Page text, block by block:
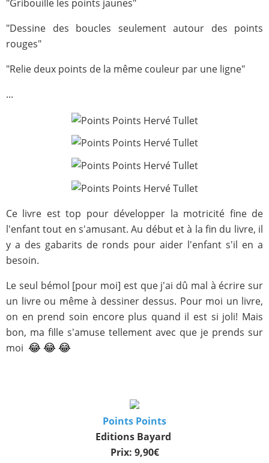
"Gribouille les points jaunes"
"Dessine des boucles seulement autour des points
rouges"
"Relie deux points de la même couleur par une ligne"
...
Ce livre est top pour développer la motricité fine de
l'enfant tout en s'amusant. Au début et à la fin du livre, il
y a des gabarits de ronds pour aider l'enfant s'il en a
besoin.
Le seul bémol [pour moi] est que j'ai dû mal à écrire sur
un livre ou même à dessiner dessus. Pour moi un livre,
on en prend soin encore plus quand il est si joli! Mais
bon, ma fille s'amuse tellement avec que je prends sur
moi 😂 😂 😂
Points Points
Editions Bayard
Prix: 9,90€